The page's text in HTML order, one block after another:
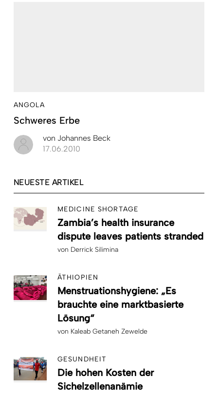
ANGOLA
Schweres Erbe
von Johannes Beck
17.06.2010
NEUESTE ARTIKEL
MEDICINE SHORTAGE
Zambia’s health insurance
dispute leaves patients stranded
von Derrick Silimina
ÄTHIOPIEN
Menstruationshygiene: „Es
brauchte eine marktbasierte
Lösung“
von Kaleab Getaneh Zewelde
GESUNDHEIT
Die hohen Kosten der
Sichelzellenanämie